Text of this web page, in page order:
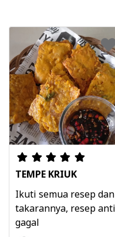
TEMPE KRIUK
Ikuti semua resep dan
takarannya, resep anti
gagal